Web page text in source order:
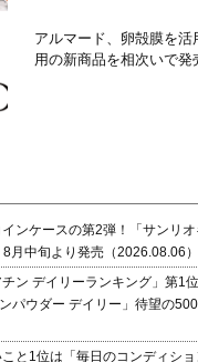
アルマード、卵殻膜を活
用の新商品を相次いで発
ンケースの第2弾！「サンリ
月中旬より発売（2026.08.06）
チン デイリーランキング」第1
パウダー デイリー」待望の
と1位は「毎日のコンディショ